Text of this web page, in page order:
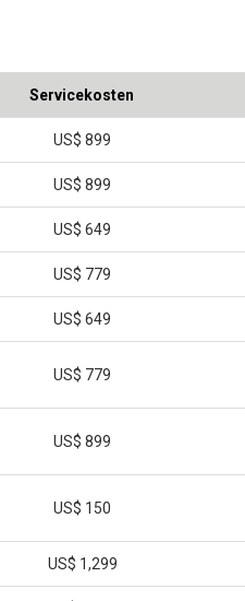
Servicekosten
US$ 899
US$ 899
US$ 649
US$ 779
US$ 649
US$ 779
US$ 899
US$ 150
US$ 1,299